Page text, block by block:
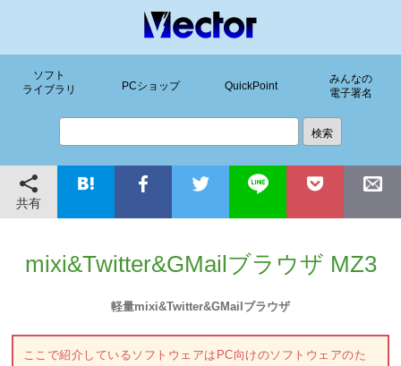
ソフト
ライブラリ
PCショップ QuickPoint
みんなの
電子署名
共有
mixi&Twitter&GMailブラウザ MZ3
軽量mixi&Twitter&GMailブラウザ
ここで紹介しているソフトウェアはPC向けのソフトウェアのた